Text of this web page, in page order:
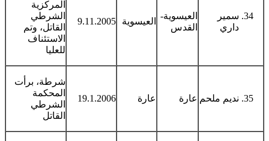
سمير
داري
العيسوية-
القدس
العيسوية 9.11.2005
المركزية
الشرطي
القاتل، وتم
الاستئناف
للعليا
نديم ملحم عارة عارة 19.1.2006
شرطة، برأت
المحكمة
الشرطي
القاتل